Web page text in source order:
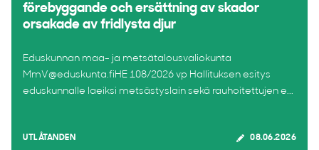
förebyggande och ersättning av skador
orsakade av fridlysta djur
Eduskunnan maa- ja metsätalousvaliokunta
MmV@eduskunta.fiHE 108/2026 vp Hallituksen esitys
eduskunnalle laeiksi metsästyslain sekä rauhoitettujen e...
UTLÅTANDEN 08.06.2026